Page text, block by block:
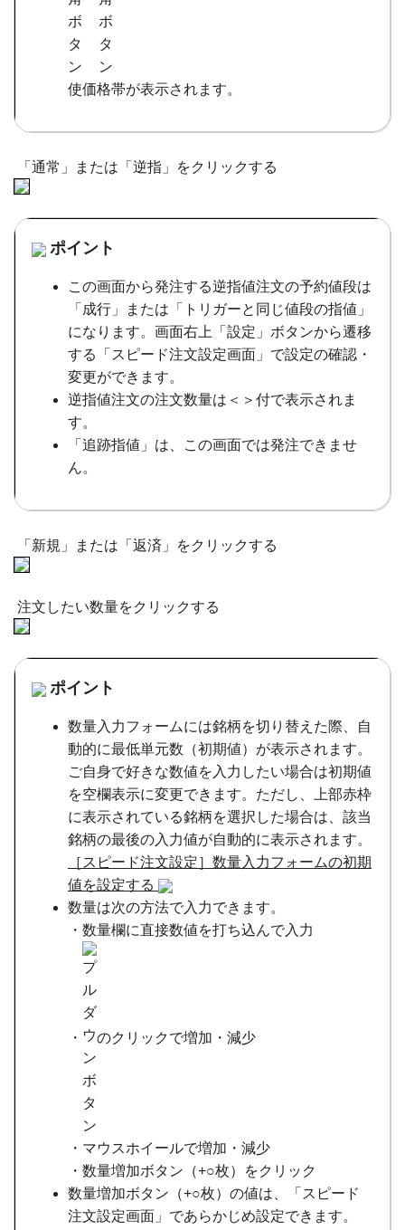
使価格帯が表示されます。
「通常」または「逆指」をクリックする
ポイント
この画面から発注する逆指値注文の予約値段は
「成行」または「トリガーと同じ値段の指値」
になります。画面右上「設定」ボタンから遷移
する「スピード注文設定画面」で設定の確認・
変更ができます。
逆指値注文の注文数量は＜＞付で表示されま
す。
「追跡指値」は、この画面では発注できませ
ん。
「新規」または「返済」をクリックする
注文したい数量をクリックする
ポイント
数量入力フォームには銘柄を切り替えた際、自
動的に最低単元数（初期値）が表示されます。
ご自身で好きな数値を入力したい場合は初期値
を空欄表示に変更できます。ただし、上部赤枠
に表示されている銘柄を選択した場合は、該当
銘柄の最後の入力値が自動的に表示されます。
［スピード注文設定］数量入力フォームの初期
値を設定する
数量は次の方法で入力できます。
・数量欄に直接数値を打ち込んで入力
・ のクリックで増加・減少
・マウスホイールで増加・減少
・数量増加ボタン（+○枚）をクリック
数量増加ボタン（+○枚）の値は、「スピード
注文設定画面」であらかじめ設定できます。